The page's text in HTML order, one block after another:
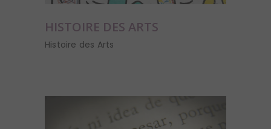
HISTOIRE DES ARTS
Histoire des Arts